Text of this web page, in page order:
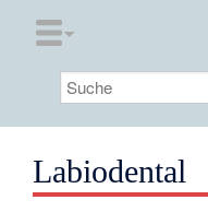
Labiodental